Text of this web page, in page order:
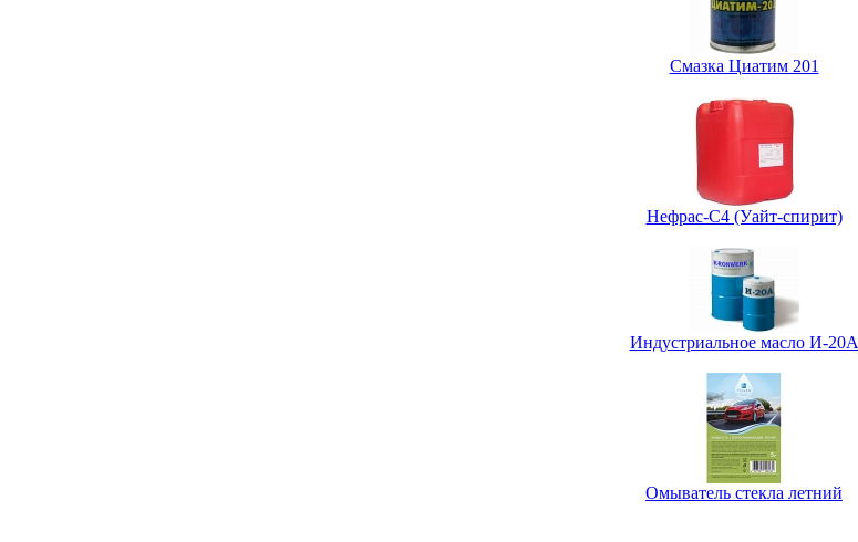
Смазка Циатим 201
Нефрас-С4 (Уайт-спирит)
Индустриальное масло И-20А
Омыватель стекла летний